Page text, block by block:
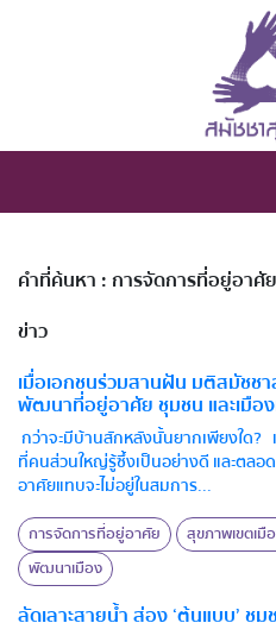
คำที่ค้นหา : การจัดการที่อยู่อาศัย
ข่าว
เมื่อเอกชนร่วมสานฝัน มติสมัชช
พัฒนาที่อยู่อาศัย ชุมชน และเมือง
กว่าจะมีบ้านสักหลังนั้นยากเพียงใด?
ที่คนส่วนใหญ่รู้ซึ้งเป็นอย่างดี และตลอ
อาศัยแทบจะไม่อยู่ในสมการ...
การจัดการที่อยู่อาศัย สุขภาพเขตเมื
พัฒนาเมือง
ลัดเลาะสายน้ำ ส่อง ‘ต้นแบบ’ ชุ